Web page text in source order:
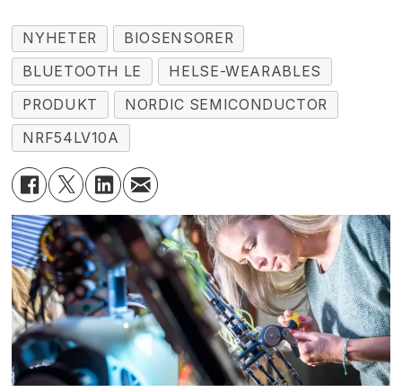
NYHETER
BIOSENSORER
BLUETOOTH LE
HELSE-WEARABLES
PRODUKT
NORDIC SEMICONDUCTOR
NRF54LV10A